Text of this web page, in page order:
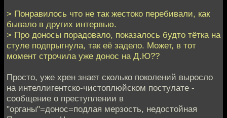
> Понравилось что не так жестоко перебивали, как
бывало в других интервью.
> Про доносы порадовало, показалось будто тётка на
стуле подпрыгнула, так её задело. Может, в тот
момент строчила уже донос на Д.Ю??
Просто, уже хрен знает сколько поколений выросло
на интеллигентско-чистоплюйском постулате -
сообщение о преступлении в
"органы"=донос=подлая мерзость, недостойная